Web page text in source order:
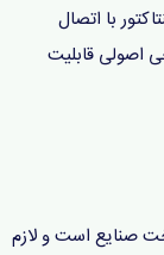
کار از ۲ کنتاکتور با اتصال
اصولی قابلیت
صنایع است و لازم